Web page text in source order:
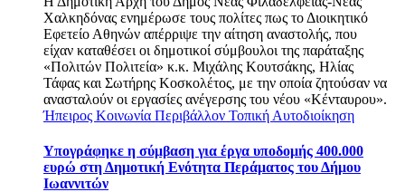
Χαλκηδόνας ενημέρωσε τους πολίτες πως το Διοικητικό
Εφετείο Αθηνών απέρριψε την αίτηση αναστολής, που
είχαν καταθέσει οι δημοτικοί σύμβουλοι της παράταξης
«Πολιτών Πολιτεία» κ.κ. Μιχάλης Κουτσάκης, Ηλίας
Τάφας και Σωτήρης Κοσκολέτος, με την οποία ζητούσαν να
ανασταλούν οι εργασίες ανέγερσης του νέου «Κένταυρου».
Ήπειρος Κοινωνία Περιβάλλον Τοπική Αυτοδιοίκηση
Υπογράφηκε η σύμβαση για έργα υποδομής 400.000
ευρώ στη Δημοτική Ενότητα Περάματος του Δήμου
Ιωαννιτών